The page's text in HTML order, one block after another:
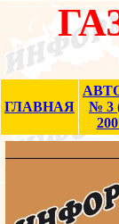
ГЛАВНАЯ
№ 3